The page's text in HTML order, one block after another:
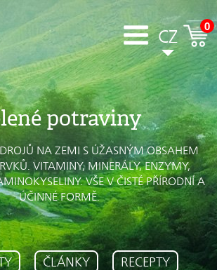
CZ
0
potraviny
NA ZEMI S ÚŽASNÝM OBSAHEM
VITAMINY, MINERÁLY, ENZYMY,
VŠE V ČISTÉ PŘÍRODNÍ A
ÚČINNÉ FORMĚ.
ČLÁNKY RECEPTY